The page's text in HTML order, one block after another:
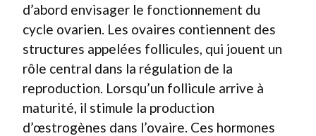
d’abord envisager le fonctionnement du
cycle ovarien. Les ovaires contiennent des
structures appelées follicules, qui jouent un
rôle central dans la régulation de la
reproduction. Lorsqu’un follicule arrive à
maturité, il stimule la production
d’œstrogènes dans l’ovaire. Ces hormones